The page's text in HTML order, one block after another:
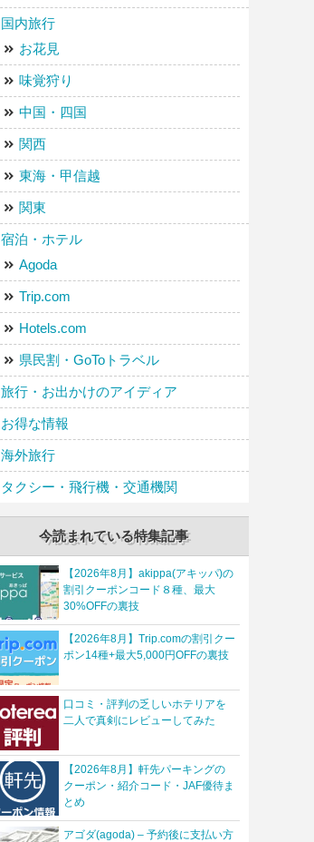
国内旅行
お花見
味覚狩り
中国・四国
関西
東海・甲信越
関東
宿泊・ホテル
Agoda
Trip.com
Hotels.com
県民割・GoToトラベル
旅行・お出かけのアイディア
お得な情報
海外旅行
タクシー・飛行機・交通機関
今読まれている特集記事
【2026年8月】akippa(アキッパ)の
割引クーポンコード８種、最大
30%OFFの裏技
【2026年8月】Trip.comの割引クー
ポン14種+最大5,000円OFFの裏技
口コミ・評判の乏しいホテリアを
二人で真剣にレビューしてみた
【2026年8月】軒先パーキングの
クーポン・紹介コード・JAF優待ま
とめ
アゴダ(agoda) – 予約後に支払い方